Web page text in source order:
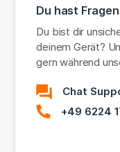
Du hast
Du bist dir
deinem Gerät?
gern während
Chat
+49 6224